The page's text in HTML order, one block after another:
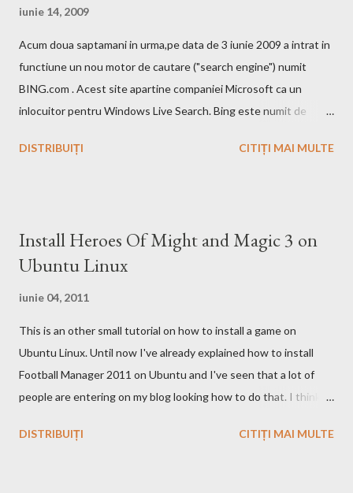
iunie 14, 2009
Acum doua saptamani in urma,pe data de 3 iunie 2009 a intrat in
functiune un nou motor de cautare ("search engine") numit
BING.com . Acest site apartine companiei Microsoft ca un
inlocuitor pentru Windows Live Search. Bing este numit de
Bing da si un mic exemplu cum poti sa castigi bani de pe urma
care face acest lucru. Ramane la decizia voastra ce motor de
cautare sa folositi!
DISTRIBUIȚI CITIȚI MAI MULTE
Install Heroes Of Might and Magic 3 on
Ubuntu Linux
iunie 04, 2011
This is an other small tutorial on how to install a game on
Ubuntu Linux. Until now I've already explained how to install
Football Manager 2011 on Ubuntu and I've seen that a lot of
people are entering on my blog looking how to do that. I think
the story and the game play is calling you to play it also in Linux,
DISTRIBUIȚI CITIȚI MAI MULTE